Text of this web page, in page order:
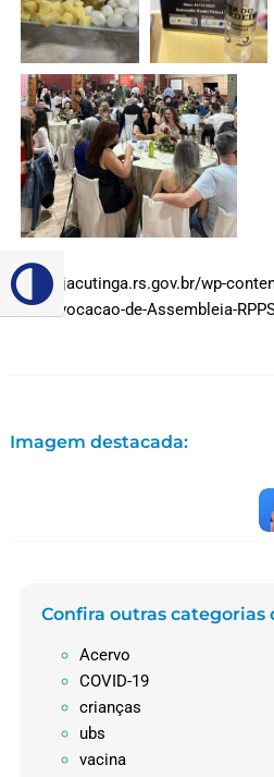
Alternar alto contraste
https://jacutinga.rs.gov.br/wp-
de-convocacao-de-Assembleia-
Imagem destacada:
Confira outras categorias
Acervo
COVID-19
crianças
ubs
vacina